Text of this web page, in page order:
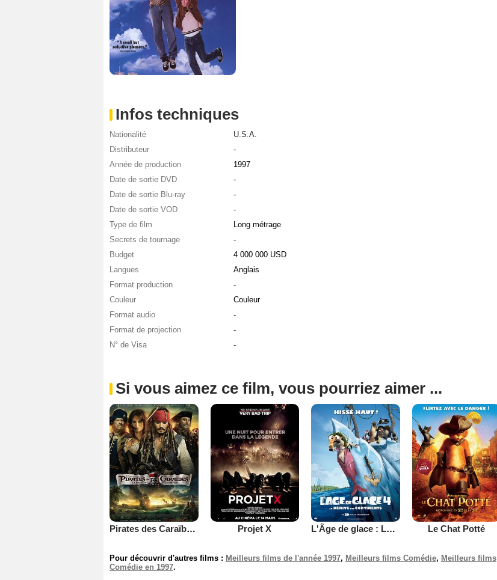
Infos techniques
Nationalité
U.S.A.
Distributeur
-
Année de production
1997
Date de sortie DVD
-
Date de sortie Blu-ray
-
Date de sortie VOD
-
Type de film
Long métrage
Secrets de tournage
-
Budget
4 000 000 USD
Langues
Anglais
Format production
-
Couleur
Couleur
Format audio
-
Format de projection
-
N° de Visa
-
Si vous aimez ce film, vous pourriez aimer ...
Pirates des Caraïbes : la Fontaine de Jouvence Projet X L'Âge de glace : La dérive des continents Le Chat Potté
Pour découvrir d'autres films : Meilleurs films de l'année 1997, Meilleurs films Comédie, Meilleurs films
Comédie en 1997.